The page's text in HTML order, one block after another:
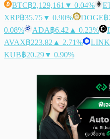
BTC฿2,129,161 ▼ 0.04%
XRP฿35.75▼ 0.90% DOGE฿
0.08%
ADA฿6.42 ▲ 0.23%
AVAX฿223.82 ▲ 2.71% LINK
KUB฿20.29▼ 0.90%